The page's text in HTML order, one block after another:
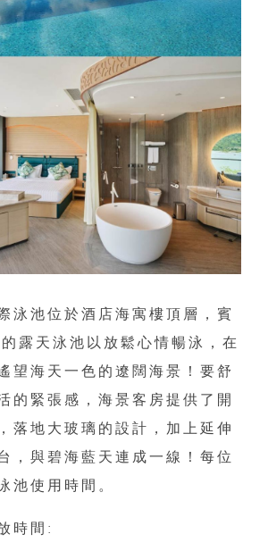
泳池位於酒店海寓樓頂層，賓
露天泳池以放鬆心情暢泳，在
望海天一色的遼闊海景！要舒
的緊張感，海景客房提供了開
落地大玻璃的設計，加上延伸
，與碧海藍天連成一線！每位
池使用時間。
時間: